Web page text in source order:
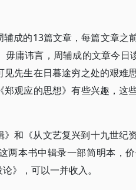
辅成的13篇文章，每篇文章
庸讳言，周辅成的文章今日
先生在日暮途穷之处的艰难
观应的思想》有些兴趣，这
和《从文艺复兴到十九世纪
两本书中辑录一部简明本，
》，可以一并收入。